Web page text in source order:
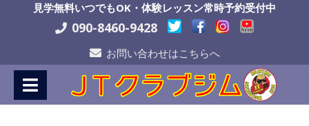
見学無料いつでもOK・体験レッスン常時予約受付中
090-8460-9428
お問い合わせはこちらへ